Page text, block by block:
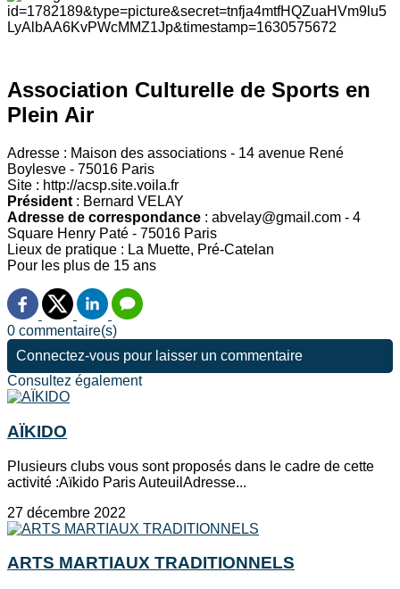
Association Culturelle de Sports en
Plein Air
Adresse : Maison des associations - 14 avenue René
Boylesve - 75016 Paris
Site : http://acsp.site.voila.fr
Président : Bernard VELAY
Adresse de correspondance : abvelay@gmail.com - 4
Square Henry Paté - 75016 Paris
Lieux de pratique : La Muette, Pré-Catelan
Pour les plus de 15 ans
0 commentaire(s)
Connectez-vous pour laisser un commentaire
Consultez également
AÏKIDO
Plusieurs clubs vous sont proposés dans le cadre de cette
activité :Aïkido Paris AuteuilAdresse...
27 décembre 2022
ARTS MARTIAUX TRADITIONNELS